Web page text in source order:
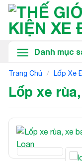
Bỏ
Danh mục
Trang Chủ / Lốp Xe
Lốp xe